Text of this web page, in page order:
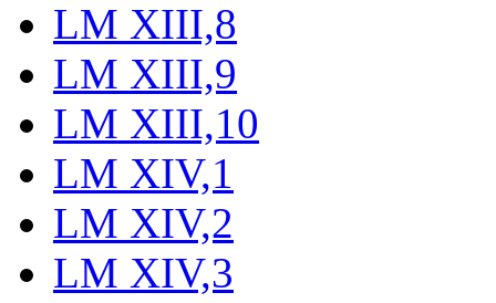
LM XIII,8
LM XIII,9
LM XIII,10
LM XIV,1
LM XIV,2
LM XIV,3